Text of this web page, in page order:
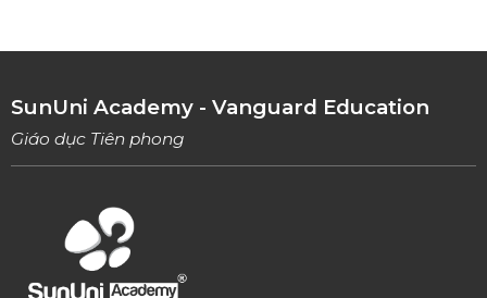
DỤNG VÀ CÁCH VẬN DỤNG
SunUni Academy - Vanguard Education
Giáo dục Tiên phong